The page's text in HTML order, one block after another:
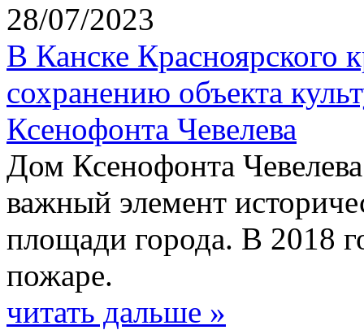
28/07/2023
В Канске Красноярского
сохранению объекта
Ксенофонта Чевелева
Дом Ксенофонта
важный элемент
площади города. В 2018
пожаре.
читать дальше »